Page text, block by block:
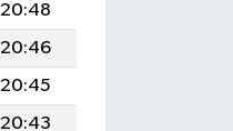
20:48
20:46
20:45
20:43